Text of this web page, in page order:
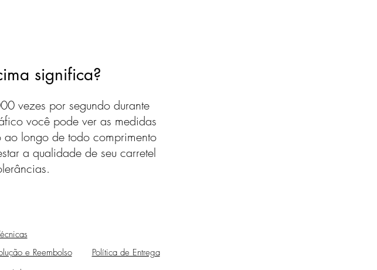
significa?
vezes por segundo durante
você pode ver as medidas
longo de todo comprimento
a qualidade de seu carretel
e Reembolso Política de Entrega